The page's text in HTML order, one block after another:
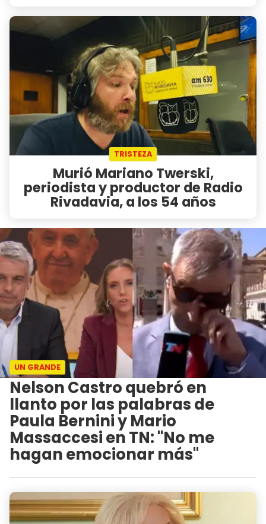
TRISTEZA
Murió Mariano Twerski,
periodista y productor de Radio
Rivadavia, a los 54 años
UN GRANDE
Nelson Castro quebró en
llanto por las palabras de
Paula Bernini y Mario
Massaccesi en TN: "No me
hagan emocionar más"